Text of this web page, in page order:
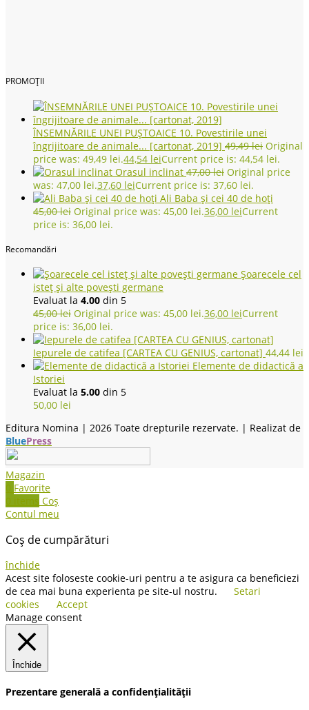
PROMOȚII
ÎNSEMNĂRILE UNEI PUȘTOAICE 10. Povestirile unei
îngrijitoare de animale... [cartonat, 2019] 49,49lei Original
price was: 49,49 lei.44,54 leiCurrent price is: 44,54 lei.
Orasul inclinat 47,00lei Original price
was: 47,00 lei.37,60 leiCurrent price is: 37,60 lei.
Ali Baba și cei 40 de hoți
45,00lei Original price was: 45,00 lei.36,00 leiCurrent
price is: 36,00 lei.
Recomandări
Șoarecele cel
isteț și alte povești germane
Evaluat la 4.00 din 5
45,00lei Original price was: 45,00 lei.36,00 leiCurrent
price is: 36,00 lei.
Iepurele de catifea [CARTEA CU GENIUS, cartonat] 44,44 lei
Elemente de didactică a
Istoriei
Evaluat la 5.00 din 5
50,00 lei
Editura Nomina | 2026 Toate drepturile rezervate. | Realizat de
BluePress
Magazin
0 Favorite
0 items Coș
Contul meu
Coș de cumpărături
închide
Acest site foloseste cookie-uri pentru a te asigura ca beneficiezi
de cea mai buna experienta pe site-ul nostru.
Setari
cookies
Accept
Manage consent
Închide
Prezentare generală a confidențialității